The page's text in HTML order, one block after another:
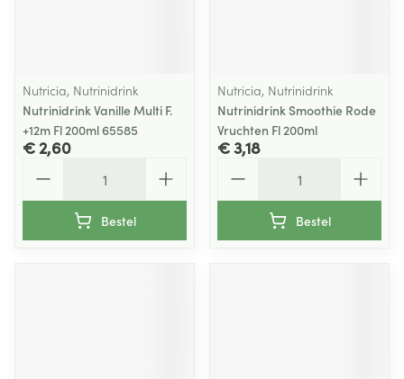
Nutricia, Nutrinidrink
Nutrinidrink Vanille Multi F.
+12m Fl 200ml 65585
€ 2,60
Bestel
Nutricia, Nutrinidrink
Nutrinidrink Smoothie Rode
Vruchten Fl 200ml
€ 3,18
Bestel